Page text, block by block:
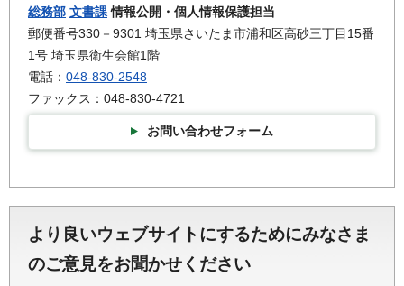
総務部 文書課情報公開・個人情報保護担当
郵便番号330－9301 埼玉県さいたま市浦和区高砂三丁目15番
1号 埼玉県衛生会館1階
電話： 048-830-2548
ファックス：048-830-4721
お問い合わせフォーム
より良いウェブサイトにするためにみなさま
のご意見をお聞かせください